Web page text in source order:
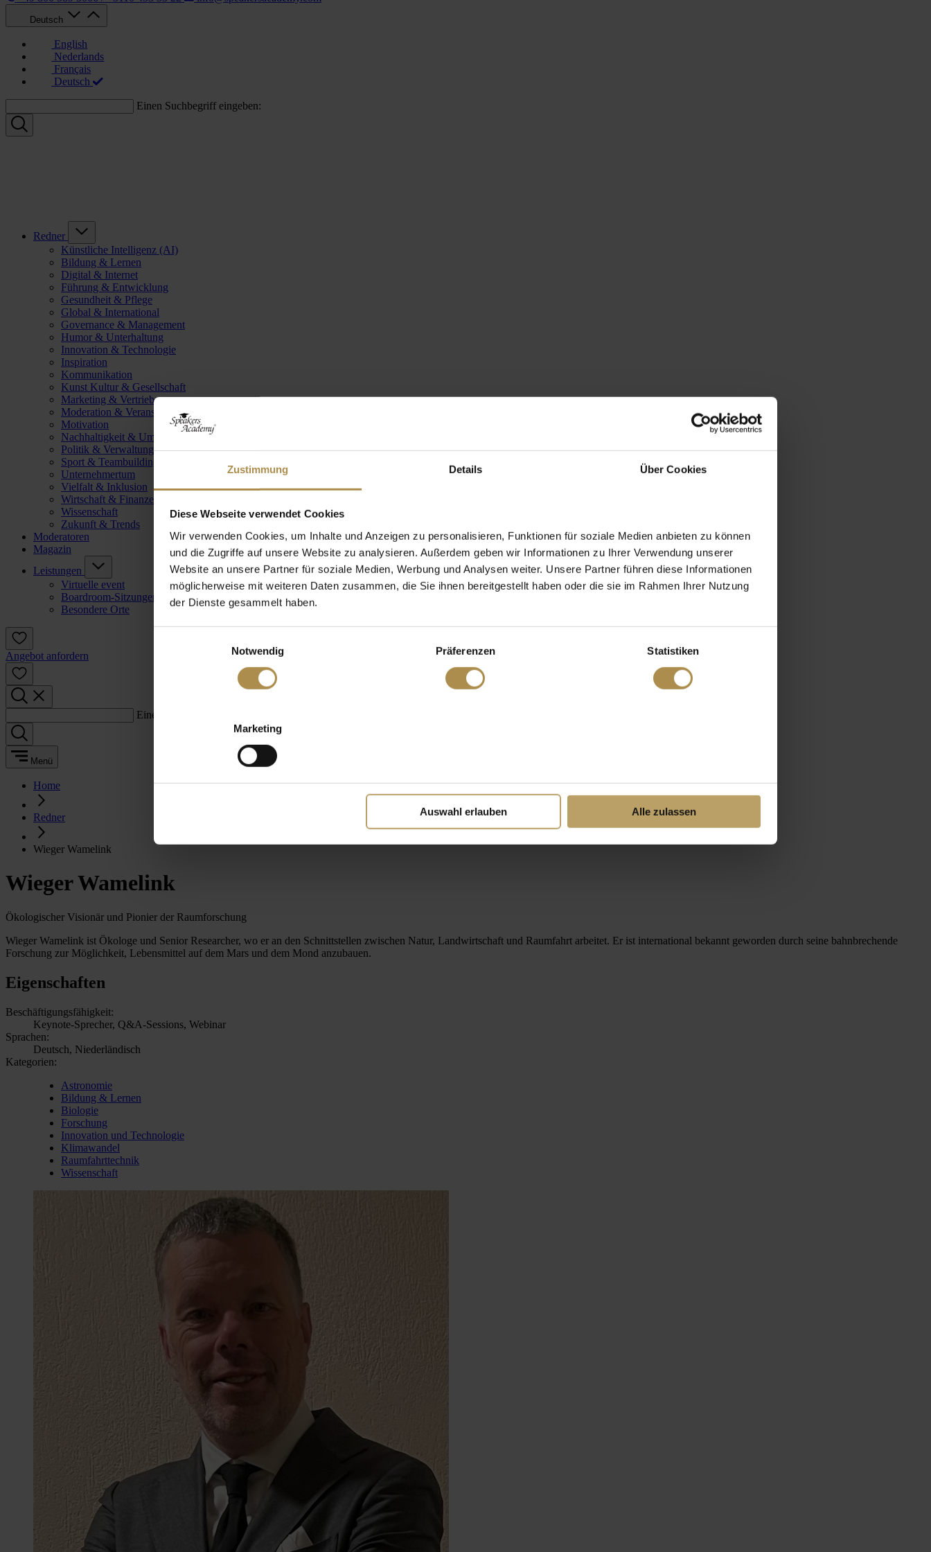
Zustimmung Details Über Cookies
Diese Webseite verwendet Cookies
Wir verwenden Cookies, um Inhalte und Anzeigen zu personalisieren, Funktionen für soziale Medien anbieten zu können
und die Zugriffe auf unsere Website zu analysieren. Außerdem geben wir Informationen zu Ihrer Verwendung unserer
Website an unsere Partner für soziale Medien, Werbung und Analysen weiter. Unsere Partner führen diese Informationen
möglicherweise mit weiteren Daten zusammen, die Sie ihnen bereitgestellt haben oder die sie im Rahmen Ihrer Nutzung
der Dienste gesammelt haben.
Notwendig
Präferenzen Statistiken
Marketing
Auswahl erlauben Alle zulassen
Deutsch
English
Nederlands
Français
Deutsch
Einen Suchbegriff eingeben:
Redner
Künstliche Intelligenz (AI)
Bildung & Lernen
Digital & Internet
Führung & Entwicklung
Gesundheit & Pflege
Global & International
Governance & Management
Humor & Unterhaltung
Innovation & Technologie
Inspiration
Kommunikation
Kunst Kultur & Gesellschaft
Marketing & Vertrieb
Moderation & Veranstaltungsleitung
Motivation
Nachhaltigkeit & Umwelt
Politik & Verwaltung
Sport & Teambuilding
Unternehmertum
Vielfalt & Inklusion
Wirtschaft & Finanzen
Wissenschaft
Zukunft & Trends
Moderatoren
Magazin
Leistungen
Virtuelle event
Boardroom-Sitzungen
Besondere Orte
Angebot anfordern
Einen Suchbegriff eingeben:
Menü
Home
Redner
Wieger Wamelink
Wieger Wamelink
Ökologischer Visionär und Pionier der Raumforschung
Wieger Wamelink ist Ökologe und Senior Researcher, wo er an den Schnittstellen zwischen Natur, Landwirtschaft und Raumfahrt arbeitet. Er ist international bekannt geworden durch seine bahnbrechende
Forschung zur Möglichkeit, Lebensmittel auf dem Mars und dem Mond anzubauen.
Eigenschaften
Beschäftigungsfähigkeit:
Keynote-Sprecher, Q&A-Sessions, Webinar
Sprachen:
Deutsch, Niederländisch
Kategorien:
Astronomie
Bildung & Lernen
Biologie
Forschung
Innovation und Technologie
Klimawandel
Raumfahrttechnik
Wissenschaft